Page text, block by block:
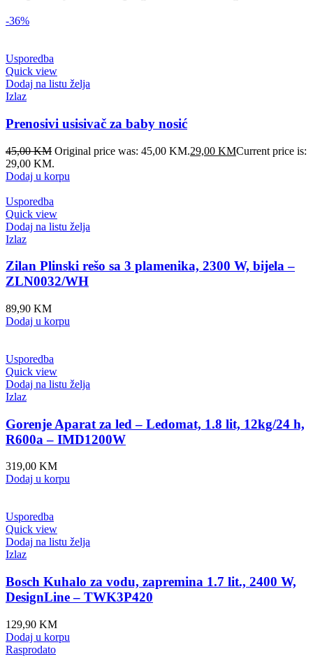
-36%
Usporedba
Quick view
Dodaj na listu želja
Izlaz
Prenosivi usisivač za baby nosić
45,00KM Original price was: 45,00 KM.29,00 KMCurrent price is:
29,00 KM.
Dodaj u korpu
Usporedba
Quick view
Dodaj na listu želja
Izlaz
Zilan Plinski rešo sa 3 plamenika, 2300 W, bijela –
ZLN0032/WH
89,90 KM
Dodaj u korpu
Usporedba
Quick view
Dodaj na listu želja
Izlaz
Gorenje Aparat za led – Ledomat, 1.8 lit, 12kg/24 h,
R600a – IMD1200W
319,00 KM
Dodaj u korpu
Usporedba
Quick view
Dodaj na listu želja
Izlaz
Bosch Kuhalo za vodu, zapremina 1.7 lit., 2400 W,
DesignLine – TWK3P420
129,90 KM
Dodaj u korpu
Rasprodato